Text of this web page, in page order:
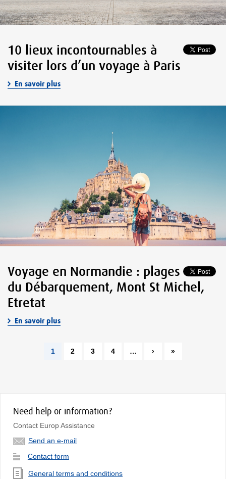
10 lieux incontournables à
visiter lors d’un voyage à Paris
En savoir plus
Voyage en Normandie : plages
du Débarquement, Mont St Michel,
Etretat
En savoir plus
1 2 3 4 … › »
Need help or information?
Contact Europ Assistance
Send an e-mail
Contact form
General terms and conditions